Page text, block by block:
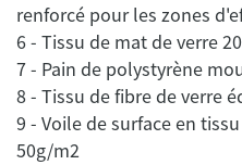
renforcé pour les zones
6 - Tissu de mat de verre
7 - Pain de polystyrène
8 - Tissu de fibre de verre
9 - Voile de surface en
50g/m2